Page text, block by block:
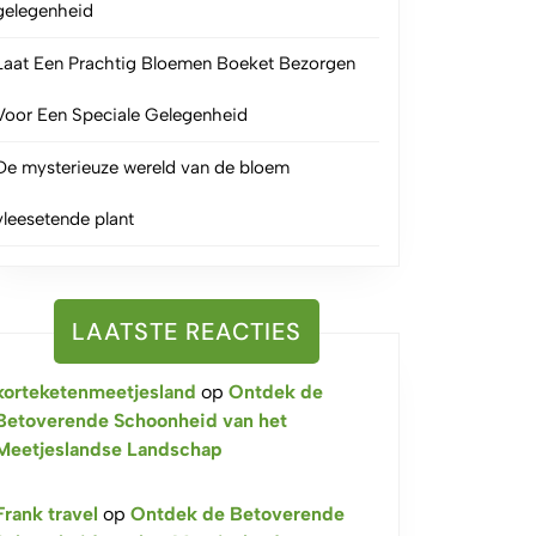
Een Prachtig Bloemen Boeket Bezorgen
Een Speciale Gelegenheid
mysterieuze wereld van de bloem
plant
LAATSTE REACTIES
op Ontdek de
Schoonheid van het
Landschap
travel op Ontdek de Betoverende